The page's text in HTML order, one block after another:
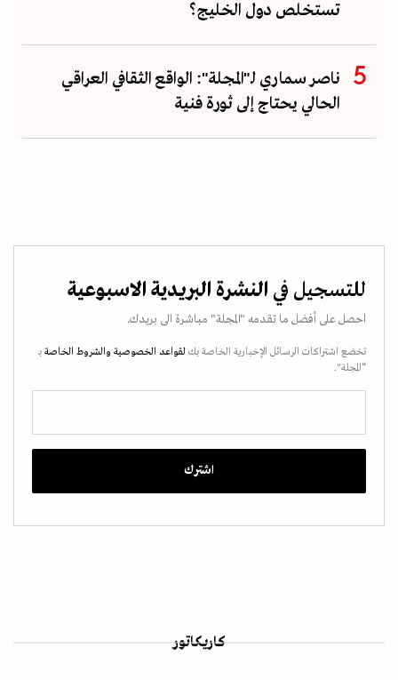
تستخلص دول الخليج؟
ناصر سماري لـ"المجلة": الواقع الثقافي العراقي
الحالي يحتاج إلى ثورة فنية
للتسجيل في النشرة البريدية الاسبوعية
احصل على أفضل ما تقدمه "المجلة" مباشرة الى بريدك.
تخضع اشتراكات الرسائل الإخبارية الخاصة بك لقواعد الخصوصية والشروط الخاصة بـ
“المجلة".
كاريكاتور